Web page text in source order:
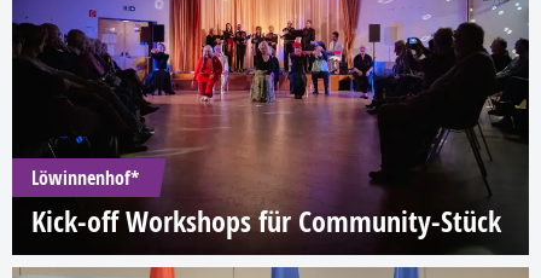
Löwinnenhof*
Kick-off Workshops für Community-Stück